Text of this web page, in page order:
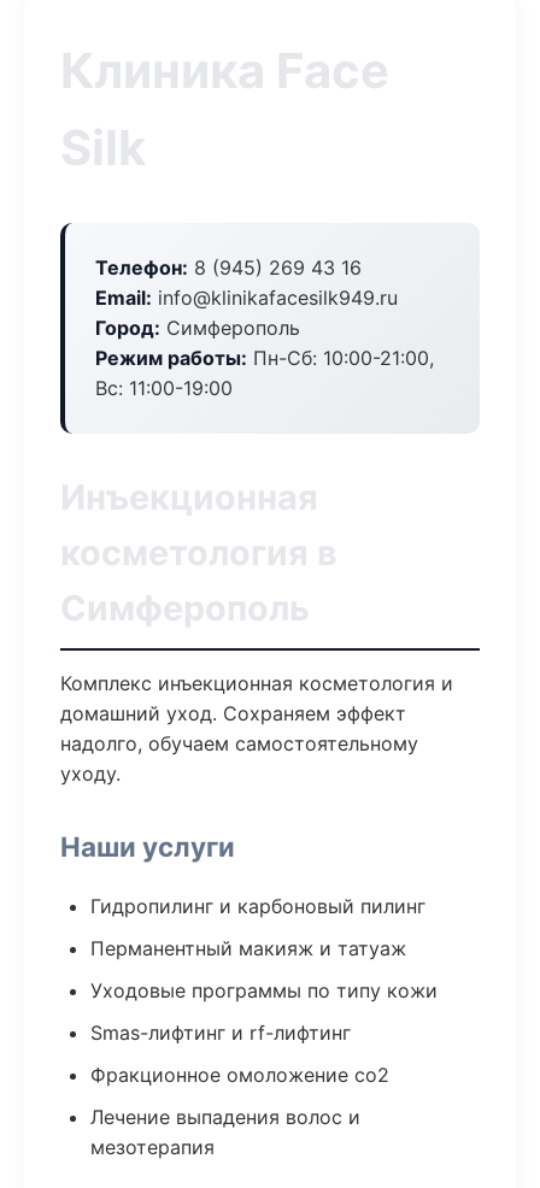
Клиника Face
Silk
Телефон: 8 (945) 269 43 16
Email: info@klinikafacesilk949.ru
Город: Симферополь
Режим работы: Пн-Сб: 10:00-21:00,
Вс: 11:00-19:00
Инъекционная
косметология в
Симферополь
Комплекс инъекционная косметология и
домашний уход. Сохраняем эффект
надолго, обучаем самостоятельному
уходу.
Наши услуги
Гидропилинг и карбоновый пилинг
Перманентный макияж и татуаж
Уходовые программы по типу кожи
Smas-лифтинг и rf-лифтинг
Фракционное омоложение co2
Лечение выпадения волос и
мезотерапия